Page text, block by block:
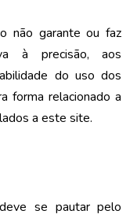
não garante ou faz
à precisão, aos
do uso dos
forma relacionado a
a este site.
se pautar pelo